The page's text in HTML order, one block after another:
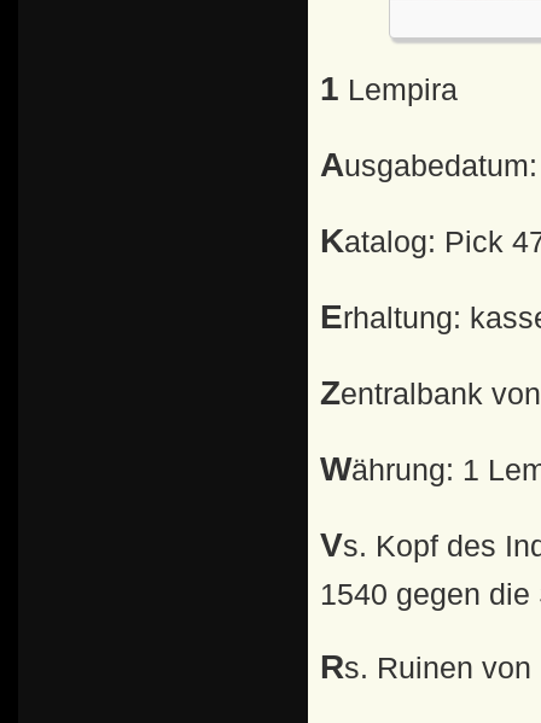
1 Lempira
Katalog: Pick
Erhaltung:
Zentralbank
Währung: 1
Vs. Kopf des Indohäuptlings Lempira, Widerstandskämpfer
1540 gegen
Rs. Ruinen